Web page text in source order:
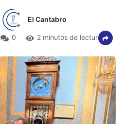
El Cantabro
0 2 minutos de lectura